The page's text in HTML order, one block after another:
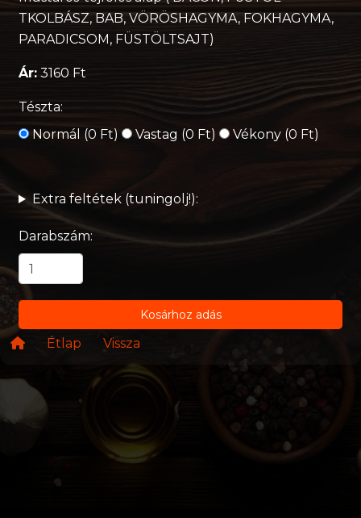
TKOLBÁSZ, BAB, VÖRÖSHAGYMA, FOKHAGYMA,
PARADICSOM, FÜSTÖLTSAJT)
Ár: 3160 Ft
Tészta:
Normál (0 Ft)
Vastag (0 Ft) Vékony (0 Ft)
Extra feltétek (tuningolj!):
Darabszám:
Kosárhoz adás
Étlap Vissza